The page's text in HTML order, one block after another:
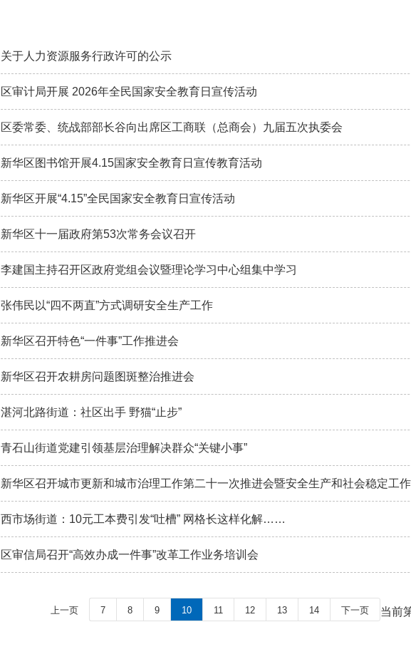
关于人力资源服务行政许可的公示
区审计局开展 2026年全民国家安全教育日宣传活动
区委常委、统战部部长谷向出席区工商联（总商会）九届五次执委会
新华区图书馆开展4.15国家安全教育日宣传教育活动
新华区开展“4.15”全民国家安全教育日宣传活动
新华区十一届政府第53次常务会议召开
李建国主持召开区政府党组会议暨理论学习中心组集中学习
张伟民以“四不两直”方式调研安全生产工作
新华区召开特色“一件事”工作推进会
新华区召开农耕房问题图斑整治推进会
湛河北路街道：社区出手 野猫“止步”
青石山街道党建引领基层治理解决群众“关键小事”
新华区召开城市更新和城市治理工作第二十一次推进会暨安全生产和社会稳定工
西市场街道：10元工本费引发“吐槽” 网格长这样化解……
区审信局召开“高效办成一件事”改革工作业务培训会
当前
上一页 7 8 9 10 11 12 13 14 下一页